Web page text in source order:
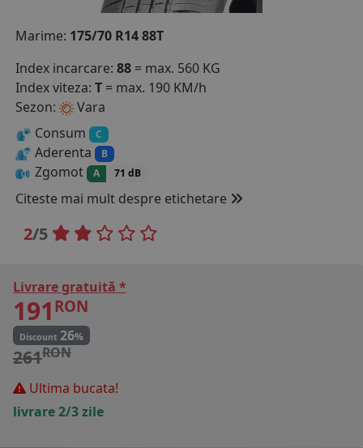
COS ( 0 PRODUSE)
Marime: 175/70 R14 88T
Index incarcare: 88 = max. 560 KG
Index viteza: T = max. 190 KM/h
Sezon:
Vara
Consum
C
Aderenta B
Zgomot A 71 dB
Citeste mai mult despre etichetare
2/5
Livrare gratuită *
191 RON
Discount 26%
261RON
Ultima bucata!
livrare 2/3 zile